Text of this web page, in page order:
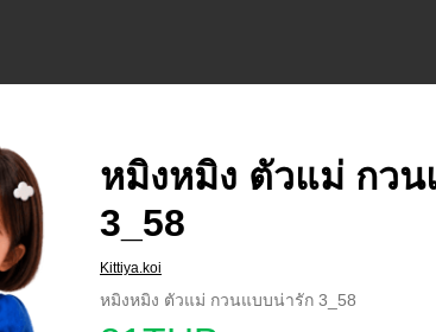
หมิงหมิง ตัวแม่ กว
3_58
Kittiya.koi
หมิงหมิง ตัวแม่ กวนแบบน่ารัก 3_58